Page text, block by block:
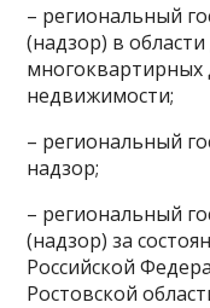
– региональный
(надзор) в
недвижимости;
– региональный
надзор;
– региональный
(надзор) за
Российской
Ростовской